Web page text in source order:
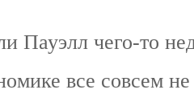
Пауэлл чего-то
все совсем